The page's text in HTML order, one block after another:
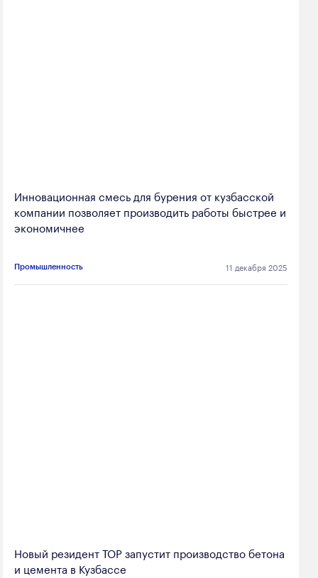
Инновационная смесь для бурения от кузбасской
компании позволяет производить работы быстрее и
экономичнее
Промышленность 11 декабря 2025
Новый резидент ТОР запустит производство бетона
и цемента в Кузбассе